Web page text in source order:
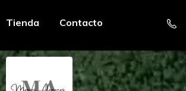
Tienda Contacto